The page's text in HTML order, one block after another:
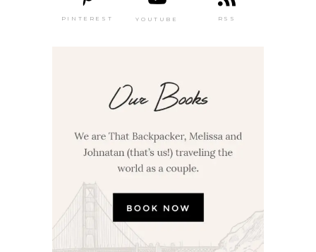
PINTEREST YOUTUBE RSS